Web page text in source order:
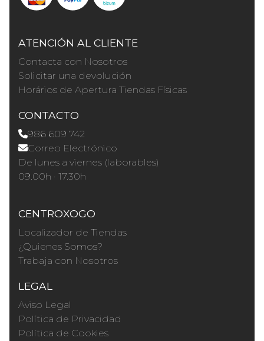
ATENCIÓN AL CLIENTE
Contacta con Nosotros
Solicitar una devolución
Horários de Apertura Tiendas Físicas
CONTACTO
986 609 742
Correo Electrónico
De lunes a viernes (laborables)
09.00h · 17.30h
CENTROXOGO
Localizador de Tiendas
¿Quienes Somos?
Trabaja con Nosotros
LEGAL
Aviso Legal
Política de Privacidad
Política de Cookies